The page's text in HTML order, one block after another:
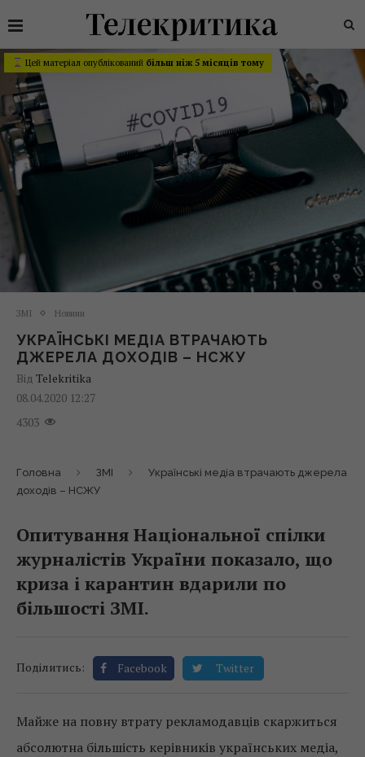
Цей матеріал опублікований більш ніж 5 місяців тому
ЗМІ Новини
УКРАЇНСЬКІ МЕДІА ВТРАЧАЮТЬ
ДЖЕРЕЛА ДОХОДІВ – НСЖУ
Від Telekritika
08.04.2020 12:27
4303
Головна ЗМІ
Українські медіа втрачають джерела
доходів – НСЖУ
Опитування Національної спілки
журналістів України показало, що
криза і карантин вдарили по
більшості ЗМІ.
Поділитись: Facebook Twitter
Майже на повну втрату рекламодавців скаржиться
абсолютна більшість керівників українських медіа,